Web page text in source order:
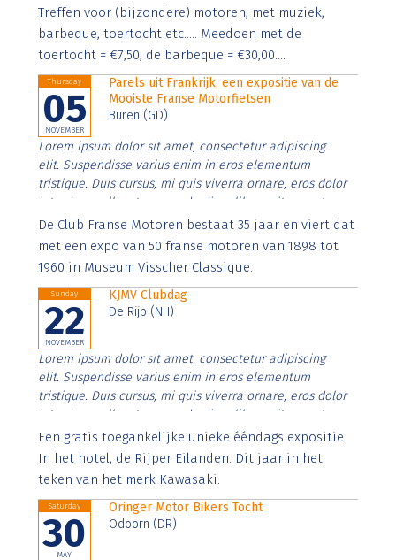
Aenean faucibus nibh et justo cursus id rutrum lorem
imperdiet. Nunc ut sem vitae risus tristique posuere.
Treffen voor (bijzondere) motoren, met muziek,
barbeque, toertocht etc..... Meedoen met de
toertocht = €7,50, de barbeque = €30,00....
Thursday
05
NOVEMBER
Parels uit Frankrijk, een expositie van de
Mooiste Franse Motorfietsen
Buren (GD)
Lorem ipsum dolor sit amet, consectetur adipiscing
elit. Suspendisse varius enim in eros elementum
tristique. Duis cursus, mi quis viverra ornare, eros dolor
interdum nulla, ut commodo diam libero vitae erat.
Aenean faucibus nibh et justo cursus id rutrum lorem
imperdiet. Nunc ut sem vitae risus tristique posuere.
De Club Franse Motoren bestaat 35 jaar en viert dat
met een expo van 50 franse motoren van 1898 tot
1960 in Museum Visscher Classique.
Sunday
22
NOVEMBER
KJMV Clubdag
De Rijp (NH)
Lorem ipsum dolor sit amet, consectetur adipiscing
elit. Suspendisse varius enim in eros elementum
tristique. Duis cursus, mi quis viverra ornare, eros dolor
interdum nulla, ut commodo diam libero vitae erat.
Aenean faucibus nibh et justo cursus id rutrum lorem
imperdiet. Nunc ut sem vitae risus tristique posuere.
Een gratis toegankelijke unieke ééndags expositie.
In het hotel, de Rijper Eilanden. Dit jaar in het
teken van het merk Kawasaki.
Saturday
30
MAY
Oringer Motor Bikers Tocht
Odoorn (DR)